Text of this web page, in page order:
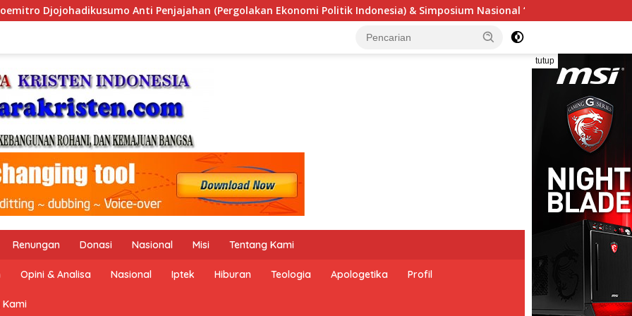
Ekonomi Politik Indonesia) & Simposium Nasional “Urgensi Undang-Undang Perekonomian Nasional dan Kesejahteraan
tutup
Renungan Donasi Nasional Misi Tentang Kami
Opini & Analisa Nasional Iptek Hiburan Teologia Apologetika Profil
Kami